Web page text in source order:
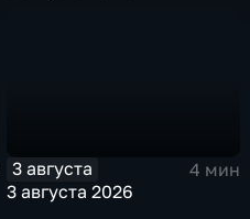
3 августа
4 мин
3 августа 2026